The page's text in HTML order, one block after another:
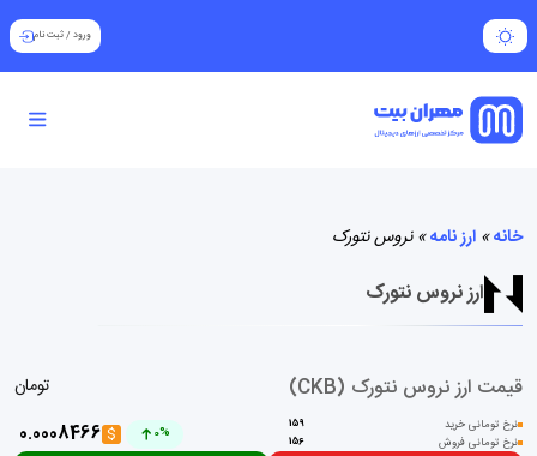
ورود /ثبت نام
خانه» ارز نامه»نروس نتورک
ارز نروس نتورک
قیمت ارز نروس نتورک (CKB)
نرخ تومانی خرید 159
نرخ تومانی فروش 156
تومان
0%
$
0.0008466